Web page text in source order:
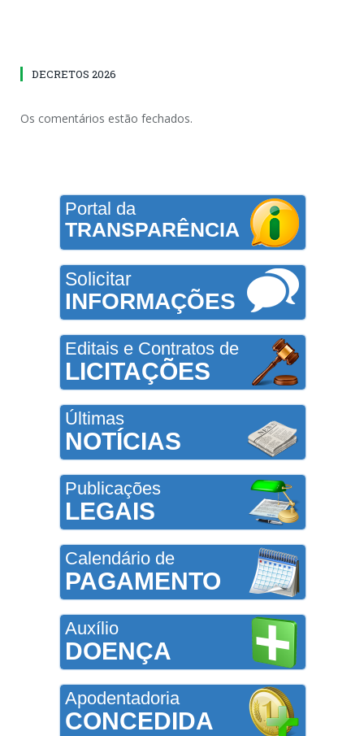
DECRETOS 2026
Os comentários estão fechados.
Portal da
TRANSPARÊNCIA
Solicitar
INFORMAÇÕES
Editais e Contratos de
LICITAÇÕES
Últimas
NOTÍCIAS
Publicações
LEGAIS
Calendário de
PAGAMENTO
Auxílio
DOENÇA
Apodentadoria
CONCEDIDA